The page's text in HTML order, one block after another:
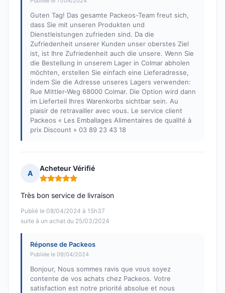
Guten Tag! Das gesamte Packeos-Team freut sich,
dass Sie mit unseren Produkten und
Dienstleistungen zufrieden sind. Da die
Zufriedenheit unserer Kunden unser oberstes Ziel
ist, ist Ihre Zufriedenheit auch die unsere. Wenn Sie
die Bestellung in unserem Lager in Colmar abholen
möchten, erstellen Sie einfach eine Lieferadresse,
indem Sie die Adresse unseres Lagers verwenden:
Rue Mittler-Weg 68000 Colmar. Die Option wird dann
im Lieferteil Ihres Warenkorbs sichtbar sein. Au
plaisir de retravailler avec vous. Le service client
Packeos « Les Emballages Alimentaires de qualité à
prix Discount » 03 89 23 43 18
A
Acheteur Vérifié
Note : 5 sur 5
Publié le 08/04/2024 à 15h37
suite à un achat du 25/03/2024
Très bon service de livraison
Réponse de Packeos
Publiée le 09/04/2024
Bonjour, Nous sommes ravis que vous soyez
contente de vos achats chez Packeos. Votre
satisfaction est notre priorité absolue et nous